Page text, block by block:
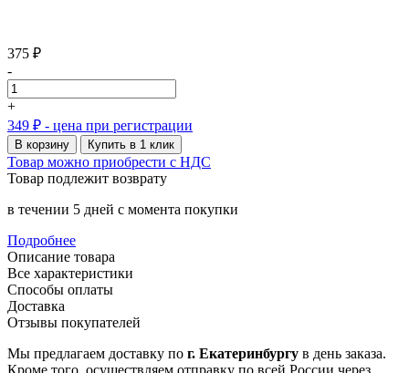
375 ₽
-
+
349 ₽ - цена при регистрации
В корзину Купить в 1 клик
Товар можно приобрести с НДС
Товар подлежит возврату
в течении 5 дней с момента покупки
Подробнее
Описание товара
Все характеристики
Способы оплаты
Доставка
Отзывы покупателей
Мы предлагаем доставку по г. Екатеринбургу в день заказа.
Кроме того, осуществляем отправку по всей России через